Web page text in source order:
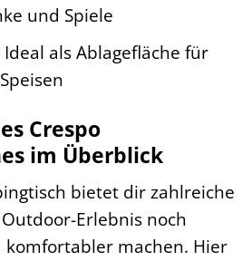
und Spiele
Ideal als Ablagefläche für
Crespo
im Überblick
bietet dir zahlreiche
Erlebnis noch
machen. Hier